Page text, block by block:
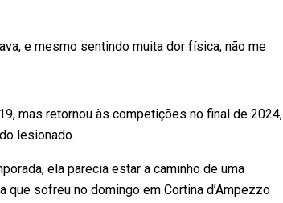
e mesmo sentindo muita dor física, não me
mas retornou às competições no final de 2024,
lesionado.
ela parecia estar a caminho de uma
que sofreu no domingo em Cortina d’Ampezzo